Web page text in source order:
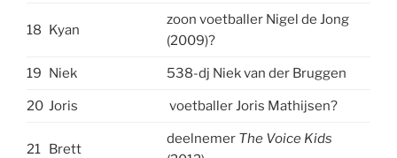
18 Kyan
zoon voetballer Nigel de Jong
(2009)?
19 Niek 538-dj Niek van der Bruggen
20 Joris voetballer Joris Mathijsen?
21 Brett
deelnemer The Voice Kids